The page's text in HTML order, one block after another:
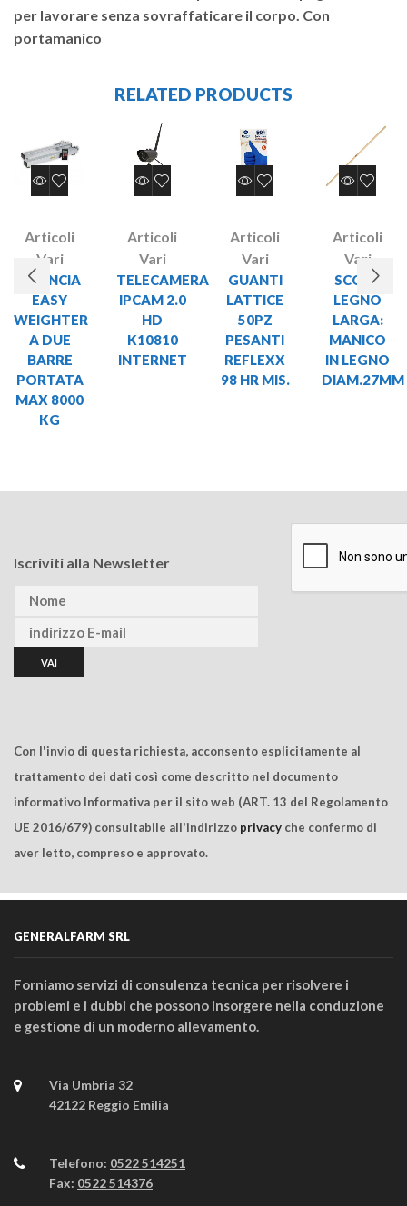
per lavorare senza sovraffaticare il corpo. Con
portamanico
RELATED PRODUCTS
Articoli
Vari
BILANCIA
EASY
WEIGHTER
A DUE
BARRE
PORTATA
MAX 8000
KG
Articoli
Vari
TELECAMERA
IPCAM 2.0
HD
K10810
INTERNET
Articoli
Vari
GUANTI
LATTICE
50PZ
PESANTI
REFLEXX
98 HR MIS.
Articoli
Vari
SCOPA
LEGNO
LARGA:
MANICO
IN LEGNO
DIAM.27MM
Iscriviti alla Newsletter
Con l'invio di questa richiesta, acconsento esplicitamente al
trattamento dei dati così come descritto nel documento
informativo Informativa per il sito web (ART. 13 del Regolamento
UE 2016/679) consultabile all'indirizzo privacy che confermo di
aver letto, compreso e approvato.
GENERALFARM SRL
Forniamo servizi di consulenza tecnica per risolvere i
problemi e i dubbi che possono insorgere nella conduzione
e gestione di un moderno allevamento.
Via Umbria 32
42122 Reggio Emilia
Telefono: 0522 514251
Fax: 0522 514376